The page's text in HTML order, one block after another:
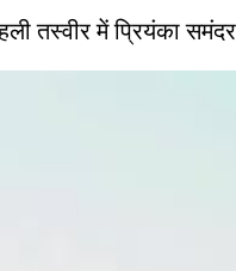
तस्वीर में प्रियंका